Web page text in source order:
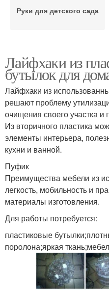
Руки для детского сада
Лайфхаки из
бутылок для
Лайфхаки из
решают проблему
очищения своего участка
Из вторичного пластика
элементы интерьера,
кухни и ванной.
Пуфик
Преимущества мебели из
легкость, мобильность и
материалы изготовления.
Для работы потребуется:
пластиковые
поролона;яркая